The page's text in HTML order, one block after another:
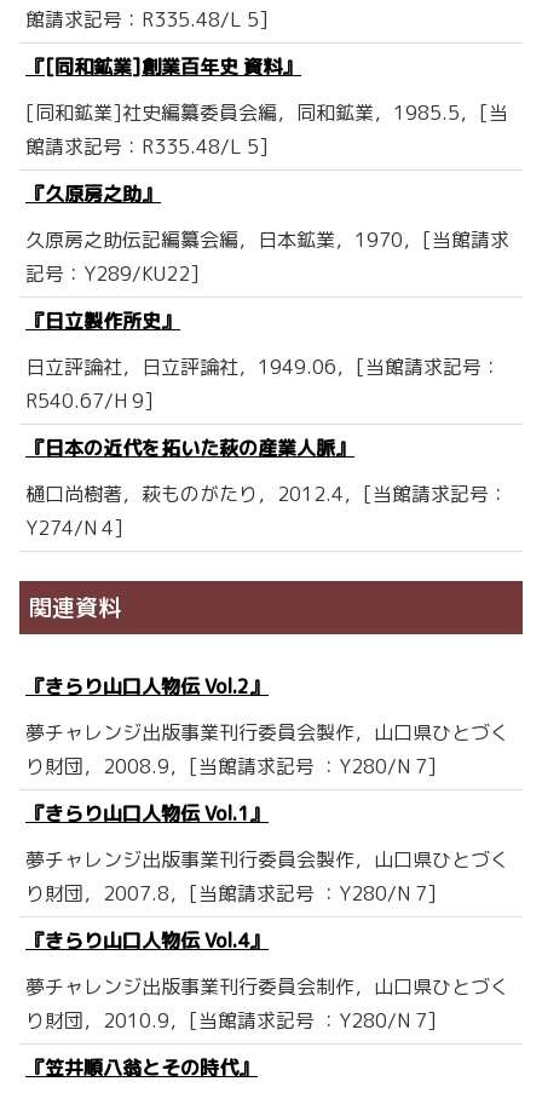
館請求記号：R335.48/L 5]
『[同和鉱業]創業百年史 資料』
[同和鉱業]社史編纂委員会編，同和鉱業，1985.5，[当
館請求記号：R335.48/L 5]
『久原房之助』
久原房之助伝記編纂会編，日本鉱業，1970，[当館請求
記号：Y289/KU22]
『日立製作所史』
日立評論社，日立評論社，1949.06，[当館請求記号：
R540.67/H 9]
『日本の近代を拓いた萩の産業人脈』
樋口尚樹著，萩ものがたり，2012.4，[当館請求記号：
Y274/N 4]
関連資料
『きらり山口人物伝 Vol.2』
夢チャレンジ出版事業刊行委員会製作，山口県ひとづく
り財団，2008.9，[当館請求記号 ：Y280/N 7]
『きらり山口人物伝 Vol.1』
夢チャレンジ出版事業刊行委員会製作，山口県ひとづく
り財団，2007.8，[当館請求記号 ：Y280/N 7]
『きらり山口人物伝 Vol.4』
夢チャレンジ出版事業刊行委員会制作，山口県ひとづく
り財団，2010.9，[当館請求記号 ：Y280/N 7]
『笠井順八翁とその時代』